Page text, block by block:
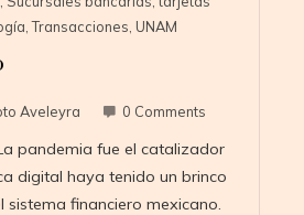
,Transacciones UNAM
Aveleyra 0 Comments
pandemia fue el catalizador
digital haya tenido un brinco
sistema financiero mexicano.